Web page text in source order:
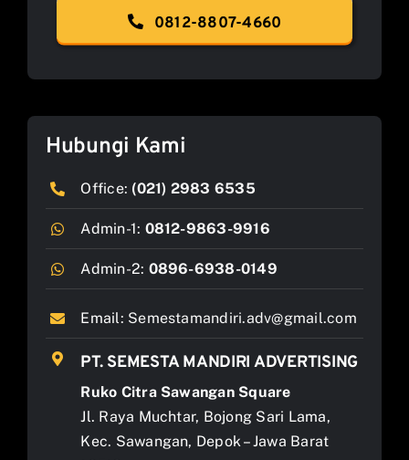
0812-8807-4660
Hubungi Kami
Office: (021) 2983 6535
Admin-1: 0812-9863-9916
Admin-2: 0896-6938-0149
Email: Semestamandiri.adv@gmail.com
PT. SEMESTA MANDIRI ADVERTISING
Ruko Citra Sawangan Square
Jl. Raya Muchtar, Bojong Sari Lama,
Kec. Sawangan, Depok – Jawa Barat